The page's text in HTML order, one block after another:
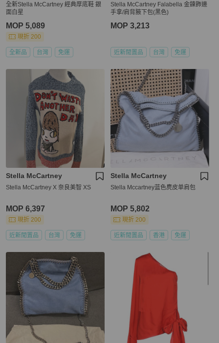
全新Stella McCartney 經典厚底鞋 銀
面白星
MOP 5,089
現折 200
全新品 台灣 免運
Stella McCartney Falabella 金鍊飾邊
手拿/肩背腋下包(黑色)
MOP 3,213
近新閒置品 台灣 免運
Stella McCartney
Stella McCartney X 奈良美智 XS
MOP 6,397
現折 200
近新閒置品 台灣 免運
Stella McCartney
Stella Mccartney蓝色麂皮单肩包
MOP 5,802
現折 200
近新閒置品 香港 免運